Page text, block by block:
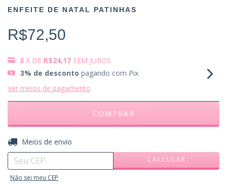
ENFEITE DE NATAL PATINHAS
R$72,50
3 X DE R$24,17 SEM JUROS
3% de desconto pagando com Pix
Ver meios de pagamento
Entregas para o CEP:
Meios de envio
CALCULAR
Não sei meu CEP